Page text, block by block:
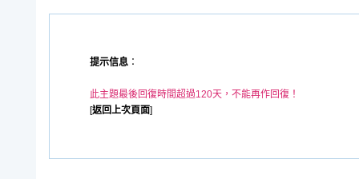
提示信息 ：
此主題最後回復時間超過120天，不能再作回復！
[返回上次頁面]